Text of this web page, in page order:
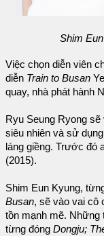
Shim
Việc chọn diễn viên
diễn Train to Busan
quay, nhà phát hành
Ryu Seung Ryong
siêu nhiên và sử
láng giềng. Trước đó
(2015).
Shim Eun Kyung,
Busan, sẽ vào vai cô
tồn mạnh mẽ. Những
từng đóng Dongju;